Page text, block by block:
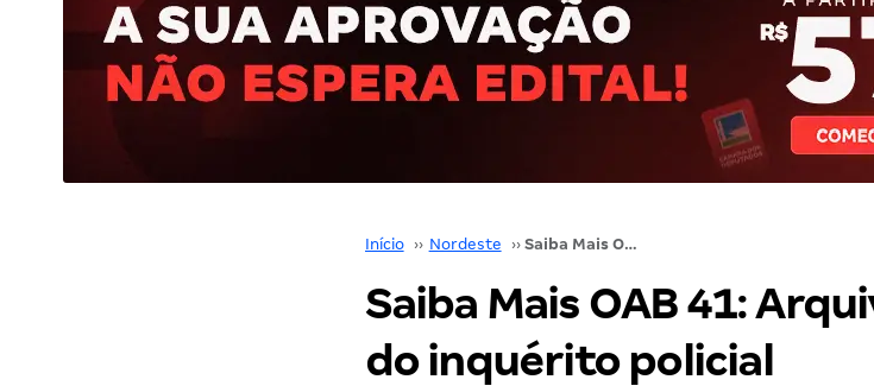
Início ›› Nordeste ›› Saiba Mais OAB 41: Arquivamento indireto do inquérito policial
Saiba Mais OAB 41:
do inquérito policial